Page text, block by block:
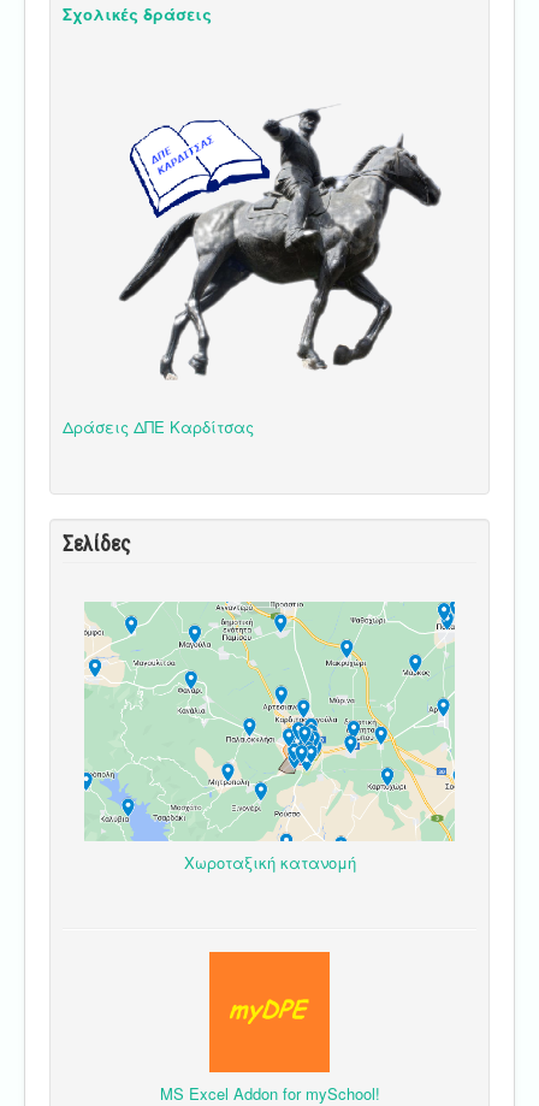
Σχολικές δράσεις
Δράσεις ΔΠΕ Καρδίτσας
Σελίδες
Χωροταξική κατανομή
MS Excel Addon for mySchool!